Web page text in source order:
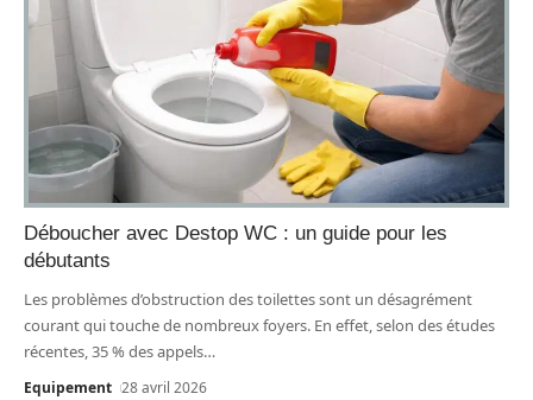
Déboucher avec Destop WC : un guide pour les
débutants
Les problèmes d’obstruction des toilettes sont un désagrément
courant qui touche de nombreux foyers. En effet, selon des études
récentes, 35 % des appels…
Equipement 28 avril 2026